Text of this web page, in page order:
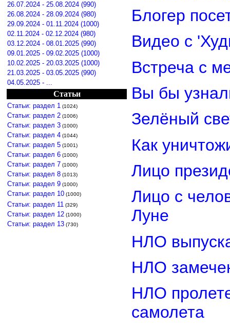
26.07.2024 - 25.08.2024 (990)
26.08.2024 - 28.09.2024 (980)
29.09.2024 - 01.11.2024 (1000)
02.11.2024 - 02.12.2024 (980)
03.12.2024 - 08.01.2025 (990)
09.01.2025 - 09.02.2025 (1000)
10.02.2025 - 20.03.2025 (1000)
21.03.2025 - 03.05.2025 (990)
04.05.2025 - ...
Статьи
Статьи: раздел 1 (1024)
Статьи: раздел 2 (1006)
Статьи: раздел 3 (1000)
Статьи: раздел 4 (1044)
Статьи: раздел 5 (1001)
Статьи: раздел 6 (1000)
Статьи: раздел 7 (1000)
Статьи: раздел 8 (1013)
Статьи: раздел 9 (1000)
Статьи: раздел 10 (1000)
Статьи: раздел 11 (329)
Статьи: раздел 12 (1000)
Статьи: раздел 13 (730)
Блогер
Видео с
Встреча с
Вы бы
Зелёный
Как
Лицо
Лицо с
Луне
НЛО
НЛО
НЛО
самолета